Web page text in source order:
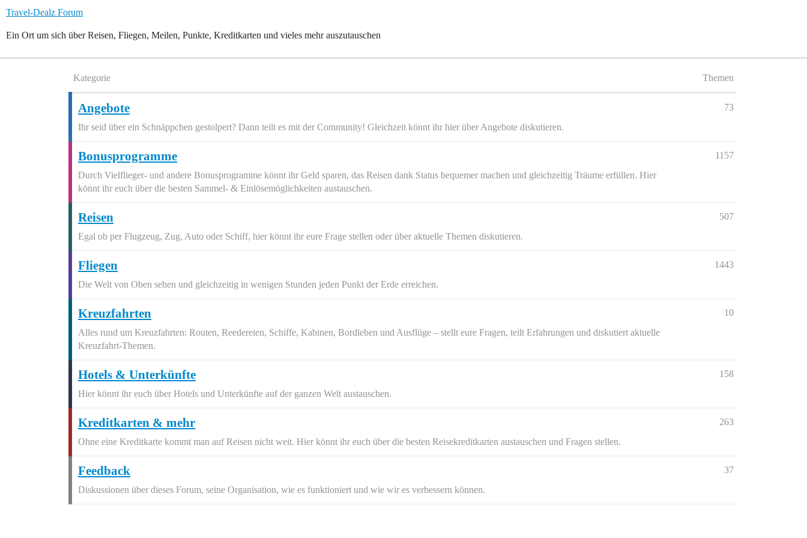
Travel-Dealz Forum
Ein Ort um sich über Reisen, Fliegen, Meilen, Punkte, Kreditkarten und vieles mehr auszutauschen
Kategorie Themen
Angebote
Ihr seid über ein Schnäppchen gestolpert? Dann teilt es mit der Community! Gleichzeit könnt ihr hier über Angebote diskutieren.
73
Bonusprogramme
Durch Vielflieger- und andere Bonusprogramme könnt ihr Geld sparen, das Reisen dank Status bequemer machen und gleichzeitig Träume erfüllen. Hier
könnt ihr euch über die besten Sammel- & Einlösemöglichkeiten austauschen.
1157
Reisen
Egal ob per Flugzeug, Zug, Auto oder Schiff, hier könnt ihr eure Frage stellen oder über aktuelle Themen diskutieren.
507
Fliegen
Die Welt von Oben sehen und gleichzeitig in wenigen Stunden jeden Punkt der Erde erreichen.
1443
Kreuzfahrten
Alles rund um Kreuzfahrten: Routen, Reedereien, Schiffe, Kabinen, Bordleben und Ausflüge – stellt eure Fragen, teilt Erfahrungen und diskutiert aktuelle
Kreuzfahrt-Themen.
10
Hotels & Unterkünfte
Hier könnt ihr euch über Hotels und Unterkünfte auf der ganzen Welt austauschen.
158
Kreditkarten & mehr
Ohne eine Kreditkarte kommt man auf Reisen nicht weit. Hier könnt ihr euch über die besten Reisekreditkarten austauschen und Fragen stellen.
263
Feedback
Diskussionen über dieses Forum, seine Organisation, wie es funktioniert und wie wir es verbessern können.
37